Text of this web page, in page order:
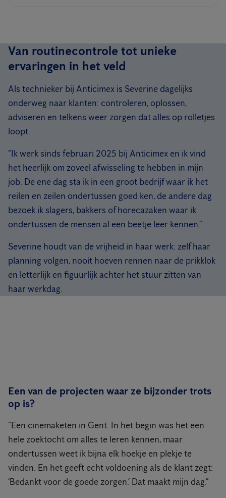
Van routinecontrole tot unieke
ervaringen in het veld
Als technieker bij Anticimex is Severine dagelijks
onderweg naar klanten: controleren, oplossen,
adviseren en telkens weer zorgen dat alles op rolletjes
loopt.
“Ik werk sinds februari 2025 bij Anticimex en ik vind
het heerlijk om zoveel afwisseling te hebben in mijn
job. De ene dag sta ik in een groot bedrijf waar ik het
reilen en zeilen ondertussen goed ken, de andere dag
bezoek ik slagers, bakkers of horecazaken waar ik
ondertussen de mensen al een beetje leer kennen.”
Severine houdt van de vrijheid in haar werk: zelf haar
planning volgen, nooit hoeven rennen naar de prikklok
en letterlijk en figuurlijk achter het stuur zitten van
haar werkdag.
Een van de projecten waar ze bijzonder trots
op is?
“Een cinemaketen in Gent. In het begin was het een
hele zoektocht om alles te leren kennen, maar
ondertussen weet ik bijna elk hoekje en plekje te
vinden. En het geeft echt voldoening als de klant zegt:
‘Bedankt voor de goede zorgen.’ Dat maakt mijn dag.”